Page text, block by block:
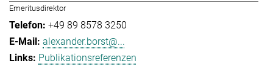
Emeritusdirektor
+49 89 8578 3250
alexander.borst@...
Publikationsreferenzen